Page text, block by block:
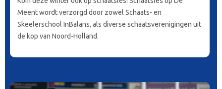
Meent wordt verzorgd door zowel Schaats- en
Skeelerschool InBalans, als diverse schaatsverenigingen uit
de kop van Noord-Holland.